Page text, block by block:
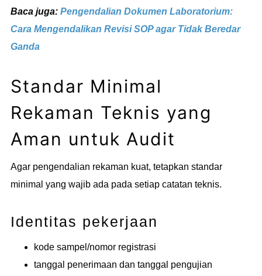
Baca juga: Pengendalian Dokumen Laboratorium:
Cara Mengendalikan Revisi SOP agar Tidak Beredar
Ganda
Standar Minimal
Rekaman Teknis yang
Aman untuk Audit
Agar pengendalian rekaman kuat, tetapkan standar
minimal yang wajib ada pada setiap catatan teknis.
Identitas pekerjaan
kode sampel/nomor registrasi
tanggal penerimaan dan tanggal pengujian